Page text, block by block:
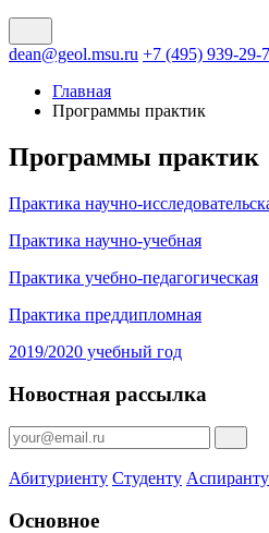
dean@geol.msu.ru +7 (495) 939-29-
Главная
Программы практик
Программы практик
Практика научно-
Практика научно-учебная
Практика учебно-педагогическая
Практика преддипломная
2019/2020 учебный год
Новостная рассылка
Абитуриенту Студенту Аспиранту
Основное